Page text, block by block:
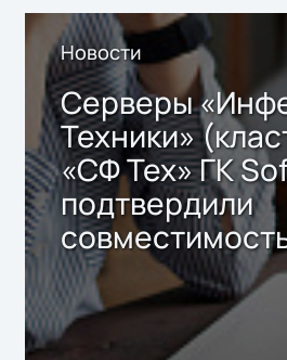
Новости
Серверы
Техники»
«СФ Тех» ГК
подтвердили
решением
Storage 2.x для
хранения